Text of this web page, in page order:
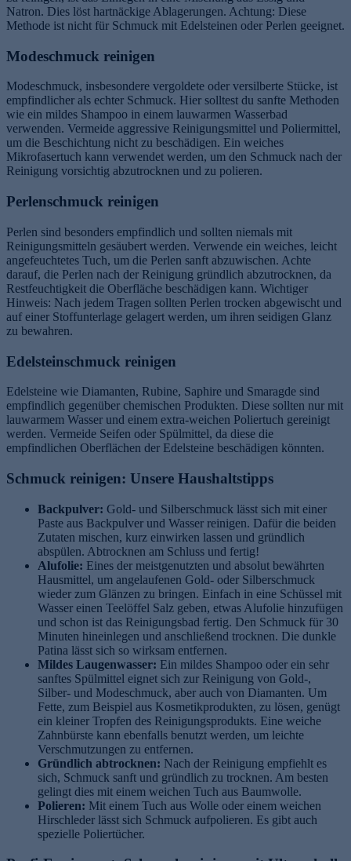
Natron. Dies löst hartnäckige Ablagerungen. Achtung: Diese
Methode ist nicht für Schmuck mit Edelsteinen oder Perlen geeignet.
Modeschmuck reinigen
Modeschmuck, insbesondere vergoldete oder versilberte Stücke, ist
empfindlicher als echter Schmuck. Hier solltest du sanfte Methoden
wie ein mildes Shampoo in einem lauwarmen Wasserbad
verwenden. Vermeide aggressive Reinigungsmittel und Poliermittel,
um die Beschichtung nicht zu beschädigen. Ein weiches
Mikrofasertuch kann verwendet werden, um den Schmuck nach der
Reinigung vorsichtig abzutrocknen und zu polieren.
Perlenschmuck reinigen
Perlen sind besonders empfindlich und sollten niemals mit
Reinigungsmitteln gesäubert werden. Verwende ein weiches, leicht
angefeuchtetes Tuch, um die Perlen sanft abzuwischen. Achte
darauf, die Perlen nach der Reinigung gründlich abzutrocknen, da
Restfeuchtigkeit die Oberfläche beschädigen kann. Wichtiger
Hinweis: Nach jedem Tragen sollten Perlen trocken abgewischt und
auf einer Stoffunterlage gelagert werden, um ihren seidigen Glanz
zu bewahren.
Edelsteinschmuck reinigen
Edelsteine wie Diamanten, Rubine, Saphire und Smaragde sind
empfindlich gegenüber chemischen Produkten. Diese sollten nur mit
lauwarmem Wasser und einem extra-weichen Poliertuch gereinigt
werden. Vermeide Seifen oder Spülmittel, da diese die
empfindlichen Oberflächen der Edelsteine beschädigen könnten.
Schmuck reinigen: Unsere Haushaltstipps
Backpulver: Gold- und Silberschmuck lässt sich mit einer
Paste aus Backpulver und Wasser reinigen. Dafür die beiden
Zutaten mischen, kurz einwirken lassen und gründlich
abspülen. Abtrocknen am Schluss und fertig!
Alufolie: Eines der meistgenutzten und absolut bewährten
Hausmittel, um angelaufenen Gold- oder Silberschmuck
wieder zum Glänzen zu bringen. Einfach in eine Schüssel mit
Wasser einen Teelöffel Salz geben, etwas Alufolie hinzufügen
und schon ist das Reinigungsbad fertig. Den Schmuck für 30
Minuten hineinlegen und anschließend trocknen. Die dunkle
Patina lässt sich so wirksam entfernen.
Mildes Laugenwasser: Ein mildes Shampoo oder ein sehr
sanftes Spülmittel eignet sich zur Reinigung von Gold-,
Silber- und Modeschmuck, aber auch von Diamanten. Um
Fette, zum Beispiel aus Kosmetikprodukten, zu lösen, genügt
ein kleiner Tropfen des Reinigungsprodukts. Eine weiche
Zahnbürste kann ebenfalls benutzt werden, um leichte
Verschmutzungen zu entfernen.
Gründlich abtrocknen: Nach der Reinigung empfiehlt es
sich, Schmuck sanft und gründlich zu trocknen. Am besten
gelingt dies mit einem weichen Tuch aus Baumwolle.
Polieren: Mit einem Tuch aus Wolle oder einem weichen
Hirschleder lässt sich Schmuck aufpolieren. Es gibt auch
spezielle Poliertücher.